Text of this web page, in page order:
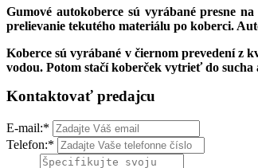
Gumové autokoberce sú vyrábané presne
prelievanie tekutého materiálu po koberci.
Koberce sú vyrábané v čiernom prevedení z
vodou. Potom stačí koberček vytrieť do
Kontaktovať predajcu
E-mail:*
Telefon:*